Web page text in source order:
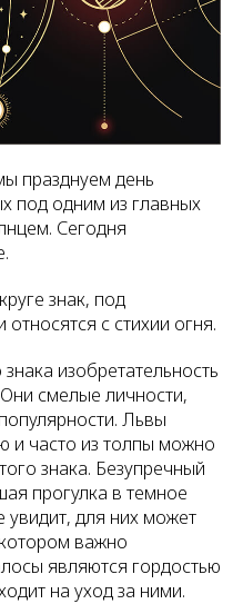
празднуем день
под одним из главных
Сегодня
знак, под
с стихии огня.
изобретательность
смелые личности,
Львы
и часто из толпы можно
знака. Безупречный
прогулка в темное
увидит, для них может
важно
являются гордостью
на уход за ними.